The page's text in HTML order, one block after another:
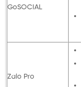
GoSOCIAL
Zalo Pro